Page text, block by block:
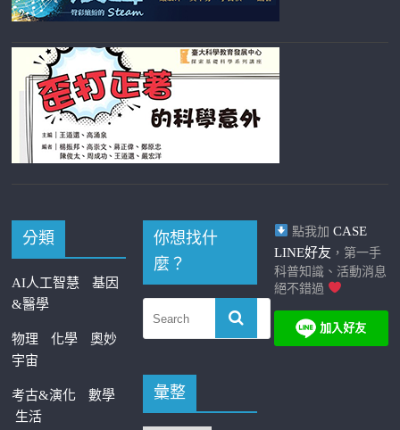
分類
AI人工智慧
基因
&醫學
物理 化學
奧妙
宇宙
考古&演化
數學
生活
你想找什
麼？
彙整
點我加 CASE
LINE好友 ，第一手
科普知識、活動消息
絕不錯過